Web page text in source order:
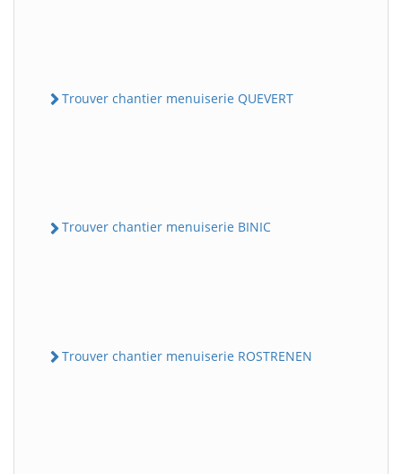
Trouver chantier menuiserie QUEVERT
Trouver chantier menuiserie BINIC
Trouver chantier menuiserie ROSTRENEN